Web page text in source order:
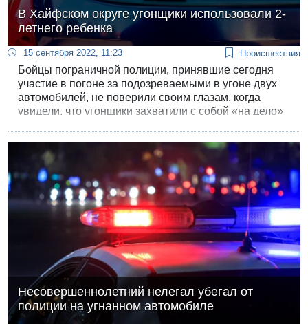
В Хайфском округе угонщики использовали 2-
летнего ребенка
15 сентября 2022, 11:23 Происшествия
Бойцы пограничной полиции, принявшие сегодня
участие в погоне за подозреваемыми в угоне двух
автомобилей, не поверили своим глазам, когда
увидели, что угонщики захватили с собой «на дело»
Несовершеннолетний нелегал убегал от
полиции на угнанном автомобиле